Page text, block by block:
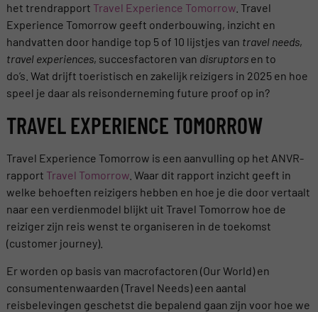
het trendrapport Travel Experience Tomorrow. Travel
Experience Tomorrow geeft onderbouwing, inzicht en
handvatten door handige top 5 of 10 lijstjes van travel needs,
travel experiences, succesfactoren van disruptorsen to
do’s. Wat drijft toeristisch en zakelijk reizigers in 2025 en hoe
speel je daar als reisonderneming future proof op in?
TRAVEL EXPERIENCE TOMORROW
Travel Experience Tomorrow is een aanvulling op het ANVR-
rapport Travel Tomorrow. Waar dit rapport inzicht geeft in
welke behoeften reizigers hebben en hoe je die door vertaalt
naar een verdienmodel blijkt uit Travel Tomorrow hoe de
reiziger zijn reis wenst te organiseren in de toekomst
(customer journey).
Er worden op basis van macrofactoren (Our World) en
consumentenwaarden (Travel Needs) een aantal
reisbelevingen geschetst die bepalend gaan zijn voor hoe we